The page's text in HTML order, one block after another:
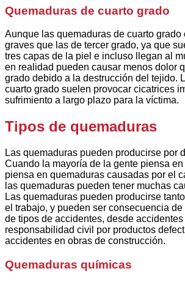
Quemaduras de cuarto grado
Aunque las quemaduras de cuarto grado
graves que las de tercer grado, ya que
tres capas de la piel e incluso llegan al
en realidad pueden causar menos dolor
grado debido a la destrucción del tejido.
cuarto grado suelen provocar cicatrices
sufrimiento a largo plazo para la víctima.
Tipos de quemaduras
Las quemaduras pueden producirse por
Cuando la mayoría de la gente piensa
piensa en quemaduras causadas por el
las quemaduras pueden tener muchas
Las quemaduras pueden producirse
el trabajo, y pueden ser consecuencia
de tipos de accidentes, desde accidentes
responsabilidad civil por productos
accidentes en obras de construcción.
Quemaduras químicas